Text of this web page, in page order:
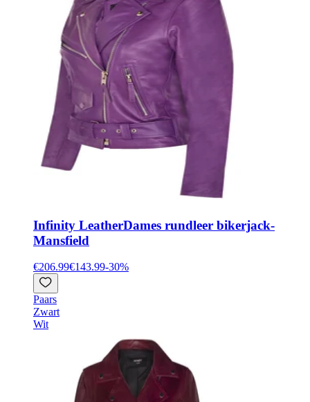
Infinity LeatherDames rundleer bikerjack-
Mansfield
€206.99€143.99-30%
Paars
Zwart
Wit